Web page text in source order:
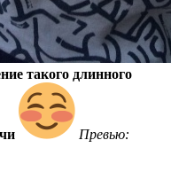
такого длинного
Превью: